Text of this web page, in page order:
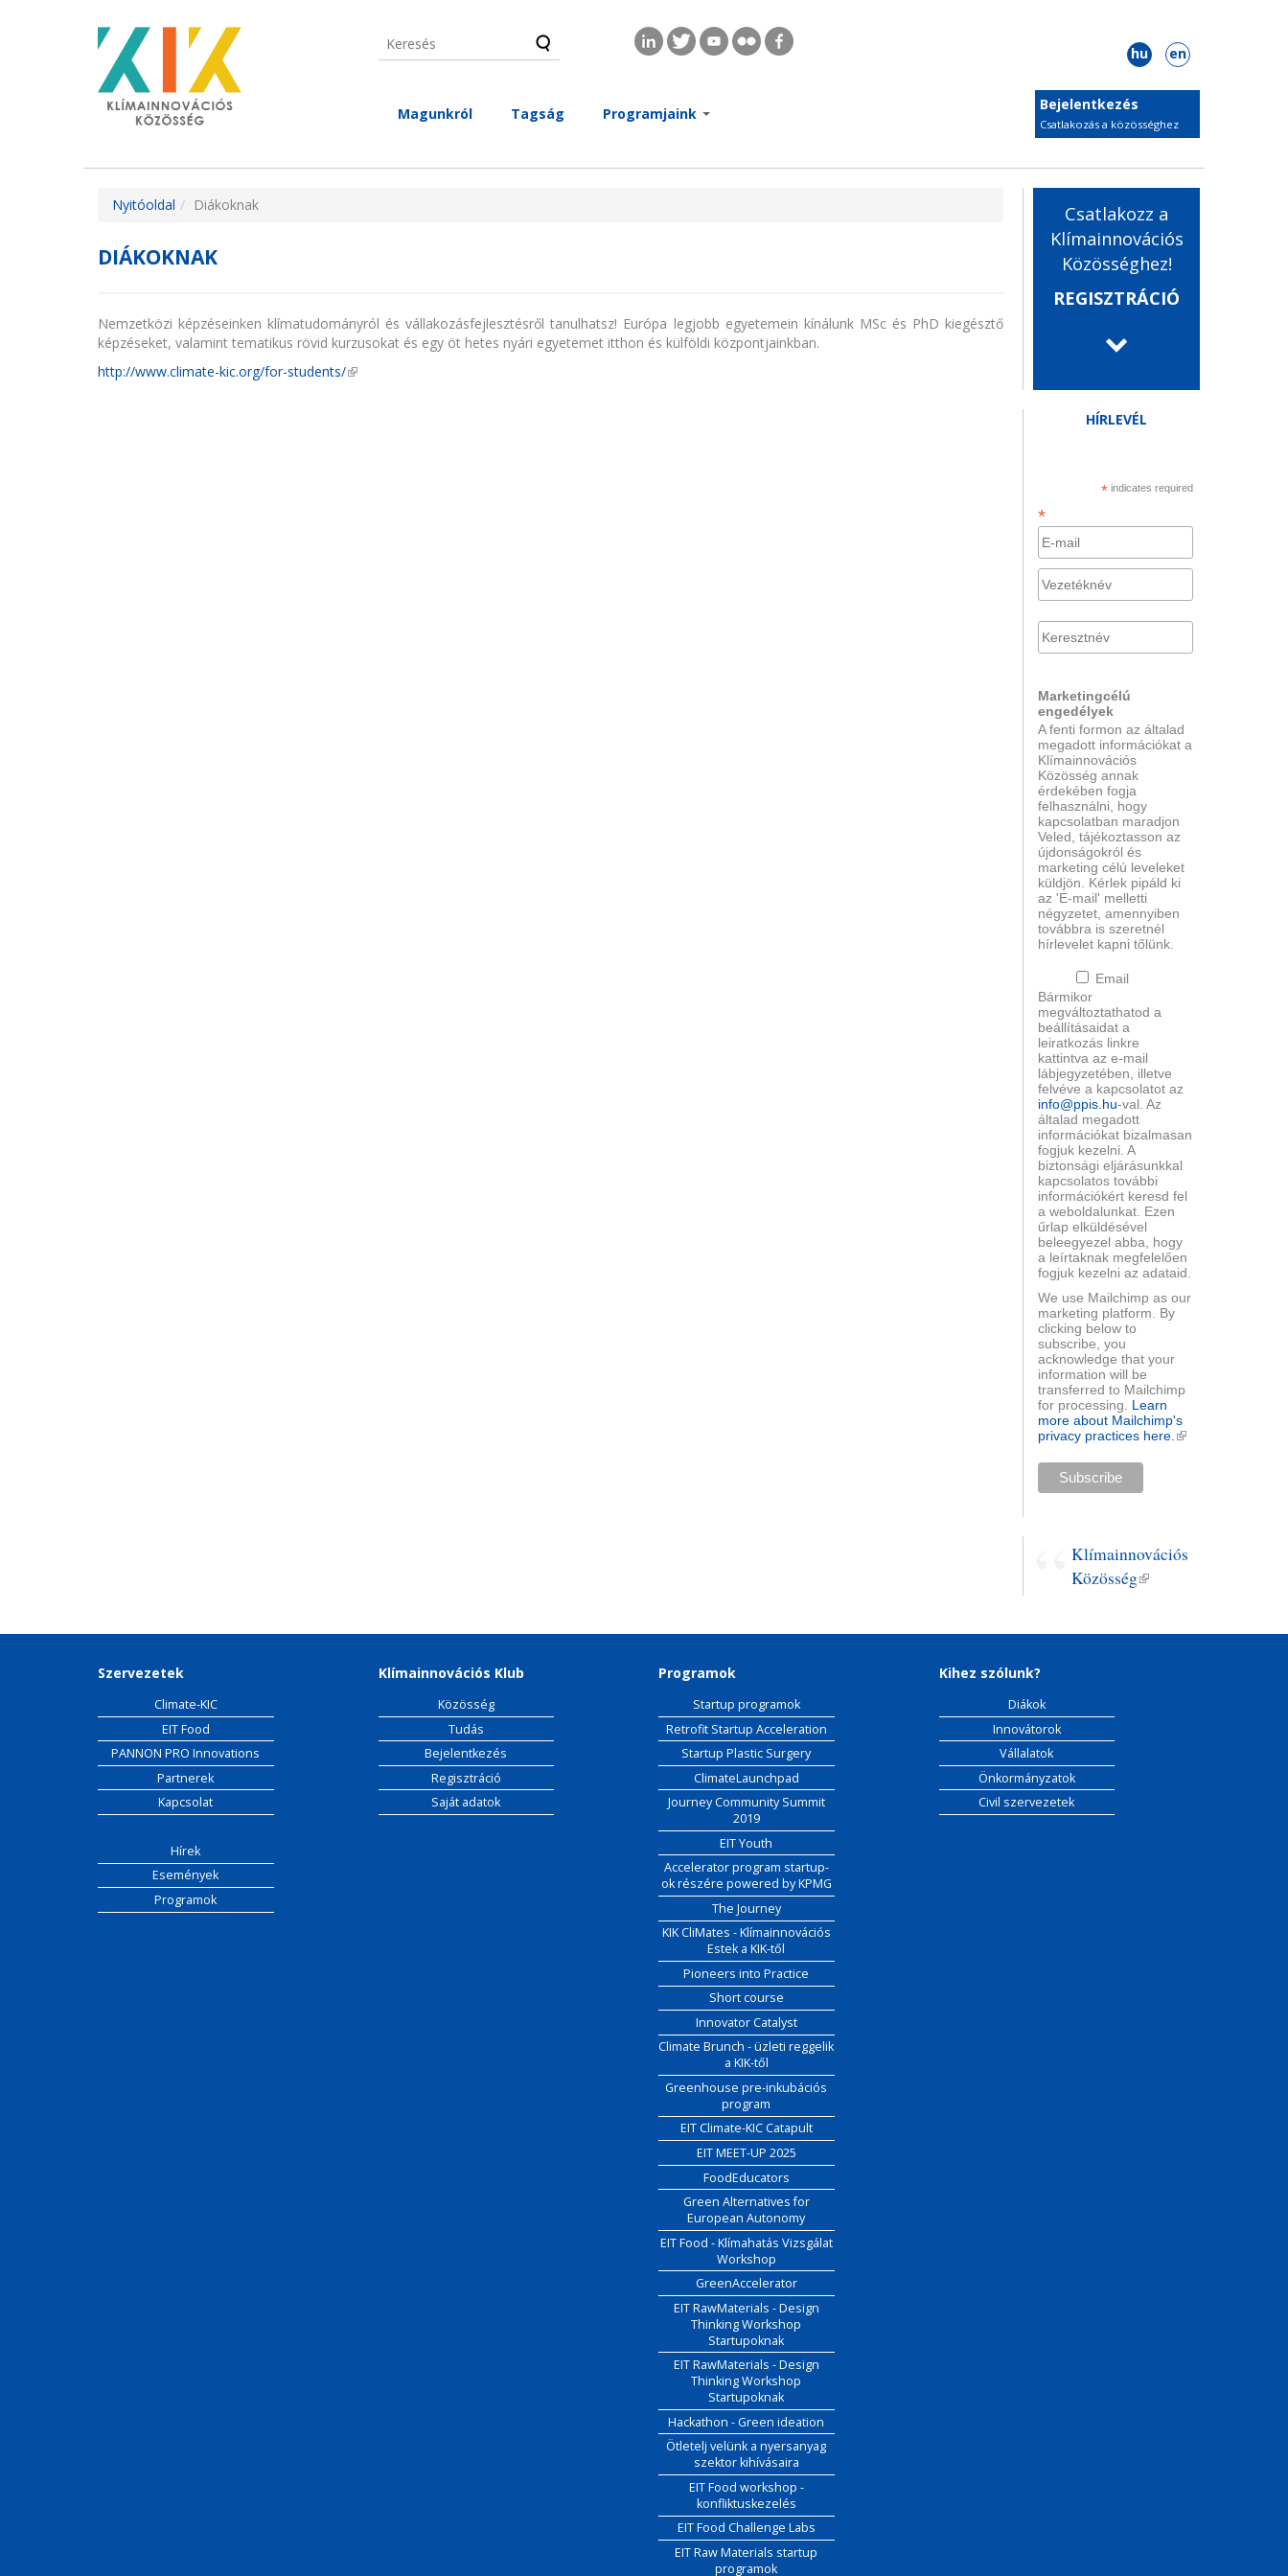
Ugrás a tartalomra Keresés űrlap
Keresés
hu
en
Magunkról Tagság
Itt találhatod a klímainnovációs
közösség tagjai számára elérhető
tanulmányokat és előadások anyagait
felhasználónév
Programjaink
Bejelentkezés
Csatlakozás a közösséghez
Jelenlegi hely
Nyitóoldal Diákoknak
DIÁKOKNAK
Nemzetközi képzéseinken klímatudományról és vállakozásfejlesztésről tanulhatsz! Európa legjobb egyetemein kínálunk MSc és PhD kiegésztő
képzéseket, valamint tematikus rövid kurzusokat és egy öt hetes nyári egyetemet itthon és külföldi központjainkban.
http://www.climate-kic.org/for-students/(külső hivatkozás)
Csatlakozz a
Klímainnovációs
Közösséghez!
REGISZTRÁCIÓ
HÍRLEVÉL
* indicates required
*
Marketingcélú
engedélyek
A fenti formon az általad
megadott információkat a
Klímainnovációs
Közösség annak
érdekében fogja
felhasználni, hogy
kapcsolatban maradjon
Veled, tájékoztasson az
újdonságokról és
marketing célú leveleket
küldjön. Kérlek pipáld ki
az 'E-mail' melletti
négyzetet, amennyiben
továbbra is szeretnél
hírlevelet kapni tőlünk.
Email
Bármikor
megváltoztathatod a
beállításaidat a
leiratkozás linkre
kattintva az e-mail
lábjegyzetében, illetve
felvéve a kapcsolatot az
info@ppis.hu-val. Az
általad megadott
információkat bizalmasan
fogjuk kezelni. A
biztonsági eljárásunkkal
kapcsolatos további
információkért keresd fel
a weboldalunkat. Ezen
űrlap elküldésével
beleegyezel abba, hogy
a leírtaknak megfelelően
fogjuk kezelni az adataid.
We use Mailchimp as our
marketing platform. By
clicking below to
subscribe, you
acknowledge that your
information will be
transferred to Mailchimp
for processing. Learn
more about Mailchimp's
privacy practices here. (külső
Klímainnovációs
Közösség(külső
Szervezetek
Climate-KIC
EIT Food
PANNON PRO Innovations
Partnerek
Kapcsolat
Hírek
Események
Programok
Klímainnovációs Klub
Közösség
Tudás
Bejelentkezés
Regisztráció
Saját adatok
Programok
Startup programok
Retrofit Startup Acceleration
Startup Plastic Surgery
ClimateLaunchpad
Journey Community Summit
2019
EIT Youth
Accelerator program startup-
ok részére powered by KPMG
The Journey
KIK CliMates - Klímainnovációs
Estek a KIK-től
Pioneers into Practice
Short course
Innovator Catalyst
Climate Brunch - üzleti reggelik
a KIK-től
Greenhouse pre-inkubációs
program
EIT Climate-KIC Catapult
EIT MEET-UP 2025
FoodEducators
Green Alternatives for
European Autonomy
EIT Food - Klímahatás Vizsgálat
Workshop
GreenAccelerator
EIT RawMaterials - Design
Thinking Workshop
Startupoknak
EIT RawMaterials - Design
Thinking Workshop
Startupoknak
Hackathon - Green ideation
Ötletelj velünk a nyersanyag
szektor kihívásaira
EIT Food workshop -
konfliktuskezelés
EIT Food Challenge Labs
EIT Raw Materials startup
programok
Kihez szólunk?
Diákok
Innovátorok
Vállalatok
Önkormányzatok
Civil szervezetek